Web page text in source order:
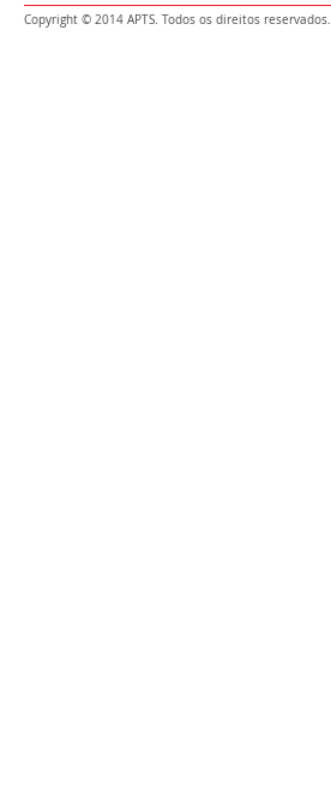
Copyright © 2014 APTS. Todos os direitos reservados.